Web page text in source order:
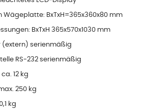
Wägeplatte: BxTxH=365x360x80 mm
BxTxH 365x570x1030 mm
(extern) serienmäßig
RS-232 serienmäßig
12 kg
250 kg
kg